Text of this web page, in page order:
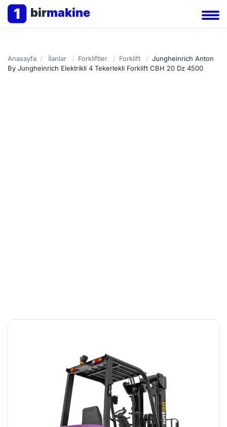
1 birmakine
Anasayfa / İlanlar / Forkliftler / Forklift / Jungheinrich Anton
By Jungheinrich Elektrikli 4 Tekerlekli Forklift CBH 20 Dz 4500